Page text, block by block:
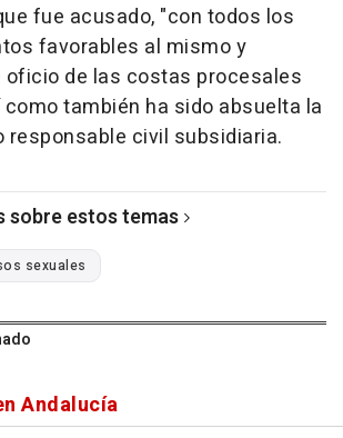
fue acusado, "con todos los
favorables al mismo y
oficio de las costas procesales
también ha sido absuelta la
responsable civil subsidiaria.
sobre estos temas
sexuales
Andalucía